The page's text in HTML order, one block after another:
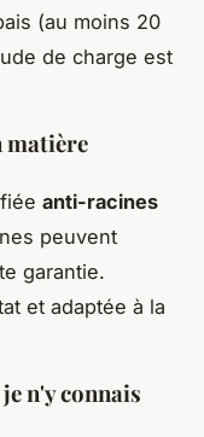
(au moins 20
de charge est
matière
anti-racines
peuvent
garantie.
et adaptée à la
n'y connais